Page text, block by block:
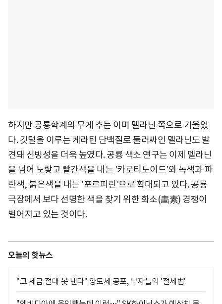
하지만 공룡학계의 무게 추는 이미 멜라닌 쪽으로 기울었
다. 깃털을 이루는 케라틴 단백질로 둘러싸인 멜라닌도 발
견돼 신빙성을 더욱 높였다. 공룡 색소 연구는 이제 멜라닌
을 넘어 노랗고 빨간색을 내는 '카로티노이드'와 녹색과 파
란색, 붉은색을 내는 '포르피린'으로 확대되고 있다. 공룡
극장에서 보다 선명한 색을 찾기 위한 화소(畵素) 경쟁이
벌어지고 있는 것이다.
오늘의 핫뉴스
"그 세금 절대 못 낸다" 양도세 공포, 부자들의 '절세법'